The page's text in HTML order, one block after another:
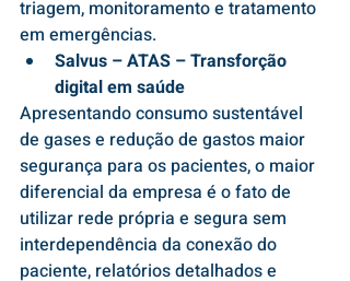
triagem, monitoramento e tratamento
em emergências.
Salvus – ATAS – Transforção
digital em saúde
Apresentando consumo sustentável
de gases e redução de gastos maior
segurança para os pacientes, o maior
diferencial da empresa é o fato de
utilizar rede própria e segura sem
interdependência da conexão do
paciente, relatórios detalhados e